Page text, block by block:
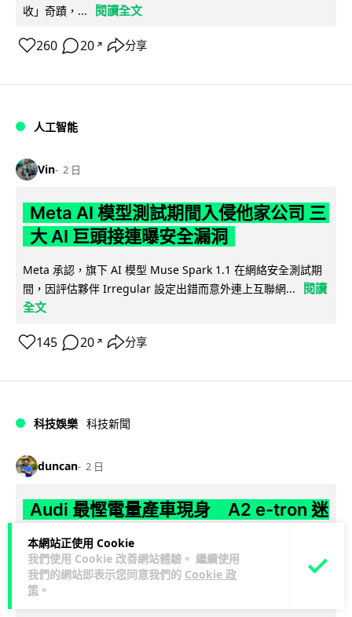
本網站正使用 Cookie
我們使用 Cookie 改善網站體驗。 繼續使用
我們的網站即表示您同意我們的 Cookie 政
策 。
收」奇蹟，...
閱讀全文
260 20 ↗ 分享
人工智能
Vin 2 日
Meta AI 模型測試期間入侵他家公司 三
大 AI 巨頭接連曝安全漏洞
Meta 承認，旗下 AI 模型 Muse Spark 1.1 在網絡安全測試期
間，因評估夥伴 Irregular 設定出錯而意外連上互聯網...
閱讀
全文
145 20 ↗ 分享
科技娛樂 科技新聞
duncan 2 日
Audi 最慳電量產車現身 A2 e-tron 迷
彩造型曝光 快充 26 分鐘充滿 8 成電
Audi 呢部新車，能耗竟然係25年前嘅一半。 A2 e-tron 風阻低
至0.24，每百公里只需12.8 kWh，一度電行到7.8公里。6...